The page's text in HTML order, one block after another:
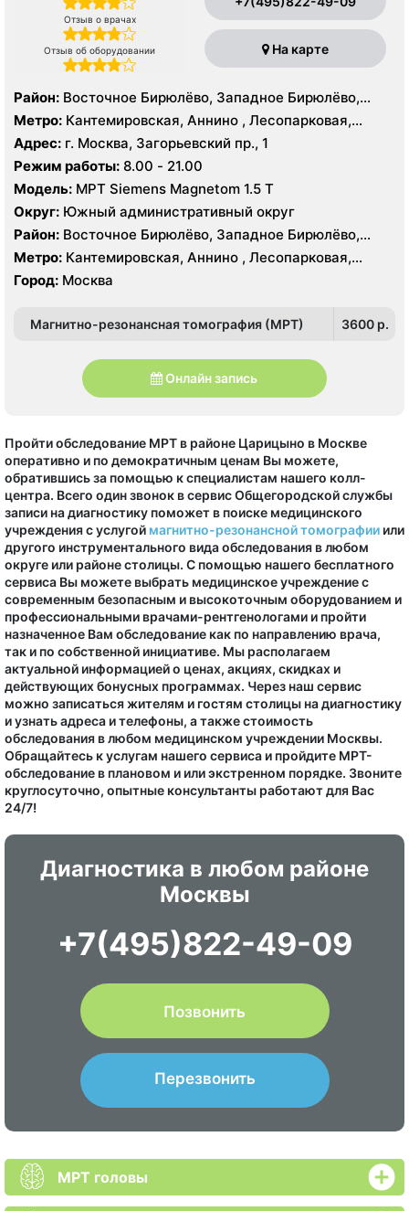
Отзыв о врачах
Отзыв об оборудовании На карте
Район: Восточное Бирюлёво, Западное Бирюлёво,
Москворечье-Сабурово, Северное Орехово-Борисово,
Южное Орехово-Борисово, Царицыно, Северное
Чертаново, Центральное Чертаново, Южное Чертаново
, Южное Чертаново , Северное Бутово
Метро: Кантемировская, Аннино , Лесопарковая,
Пражская, Улица Академика Янгеля, Улица
Старокачаловская, Царицыно, Южная
Адрес: г. Москва, Загорьевский пр., 1
Режим работы: 8.00 - 21.00
Модель: МРТ Siemens Magnetom 1.5 Т
Округ: Южный административный округ
Район: Восточное Бирюлёво, Западное Бирюлёво,
Москворечье-Сабурово, Северное Орехово-Борисово,
Южное Орехово-Борисово, Царицыно, Северное
Чертаново, Центральное Чертаново, Южное Чертаново
Метро: Кантемировская, Аннино , Лесопарковая,
Пражская, Улица Академика Янгеля, Улица
Старокачаловская, Царицыно, Южная
Город: Москва
Магнитно-резонансная томография (МРТ) 3600 p.
Онлайн запись
Пройти обследование МРТ в районе Царицыно в Москве
оперативно и по демократичным ценам Вы можете,
обратившись за помощью к специалистам нашего колл-
центра. Всего один звонок в сервис Общегородской службы
записи на диагностику поможет в поиске медицинского
учреждения с услугой магнитно-резонансной томографии или
другого инструментального вида обследования в любом
округе или районе столицы. С помощью нашего бесплатного
сервиса Вы можете выбрать медицинское учреждение с
современным безопасным и высокоточным оборудованием и
профессиональными врачами-рентгенологами и пройти
назначенное Вам обследование как по направлению врача,
так и по собственной инициативе. Мы располагаем
актуальной информацией о ценах, акциях, скидках и
действующих бонусных программах. Через наш сервис
можно записаться жителям и гостям столицы на диагностику
и узнать адреса и телефоны, а также стоимость
обследования в любом медицинском учреждении Москвы.
Обращайтесь к услугам нашего сервиса и пройдите МРТ-
обследование в плановом и или экстренном порядке. Звоните
круглосуточно, опытные консультанты работают для Вас
24/7!
Диагностика в любом районе
Москвы
+7(495)822-49-09
Позвонить
Перезвонить
МРТ головы